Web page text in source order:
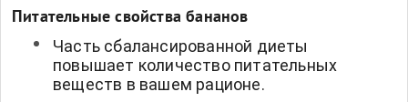
Питательные свойства бананов
Часть сбалансированной диеты
повышает количество питательных
веществ в вашем рационе.